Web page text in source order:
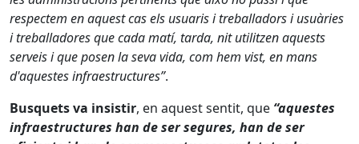
respectem en aquest cas els usuaris i treballadors i usuàries
i treballadores que cada matí, tarda, nit utilitzen aquests
serveis i que posen la seva vida, com hem vist, en mans
d'aquestes infraestructures”.
Busquets va insistir, en aquest sentit, que “aquestes
infraestructures han de ser segures, han de ser